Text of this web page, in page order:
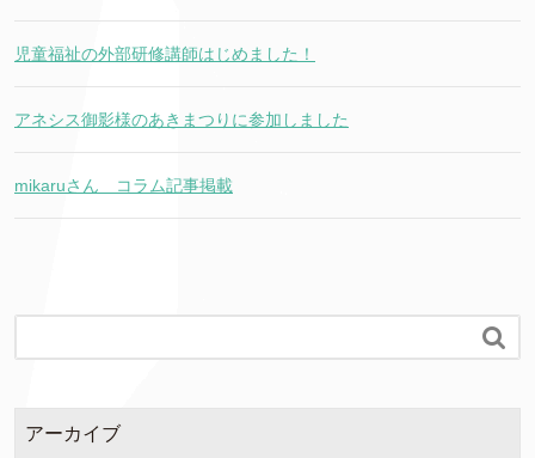
児童福祉の外部研修講師はじめました！
アネシス御影様のあきまつりに参加しました
mikaruさん コラム記事掲載

アーカイブ